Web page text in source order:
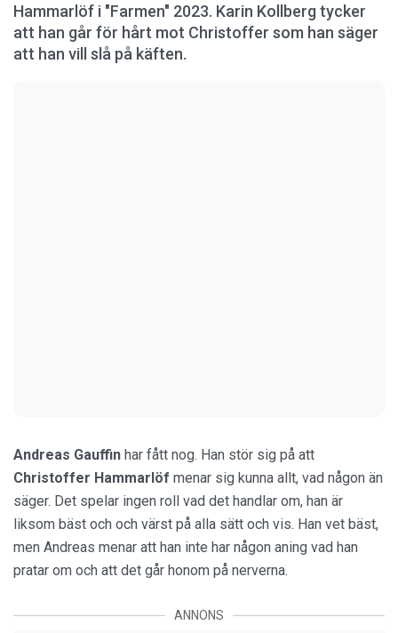
Hammarlöf i "Farmen" 2023. Karin Kollberg tycker
att han går för hårt mot Christoffer som han säger
att han vill slå på käften.
Andreas Gauffin har fått nog. Han stör sig på att
Christoffer Hammarlöf menar sig kunna allt, vad någon än
säger. Det spelar ingen roll vad det handlar om, han är
liksom bäst och och värst på alla sätt och vis. Han vet bäst,
men Andreas menar att han inte har någon aning vad han
pratar om och att det går honom på nerverna.
ANNONS